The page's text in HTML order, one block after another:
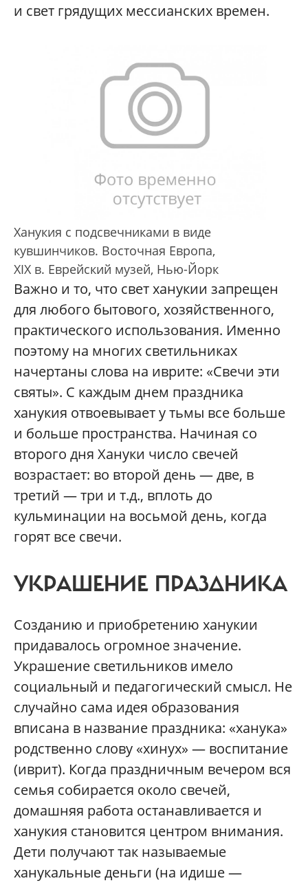
и свет грядущих мессианских времен.
Ханукия с подсвечниками в виде
кувшинчиков. Восточная Европа,
XIX в. Еврейский музей, Нью-Йорк
Важно и то, что свет ханукии запрещен
для любого бытового, хозяйственного,
практического использования. Именно
поэтому на многих светильниках
начертаны слова на иврите: «Свечи эти
святы». С каждым днем праздника
ханукия отвоевывает у тьмы все больше
и больше пространства. Начиная со
второго дня Хануки число свечей
возрастает: во второй день — две, в
третий — три и т.д., вплоть до
кульминации на восьмой день, когда
горят все свечи.
УКРАШЕНИЕ ПРАЗДНИКА
Созданию и приобретению ханукии
придавалось огромное значение.
Украшение светильников имело
социальный и педагогический смысл. Не
случайно сама идея образования
вписана в название праздника: «ханука»
родственно слову «хинух» — воспитание
(иврит). Когда праздничным вечером вся
семья собирается около свечей,
домашняя работа останавливается и
ханукия становится центром внимания.
Дети получают так называемые
ханукальные деньги (на идише —